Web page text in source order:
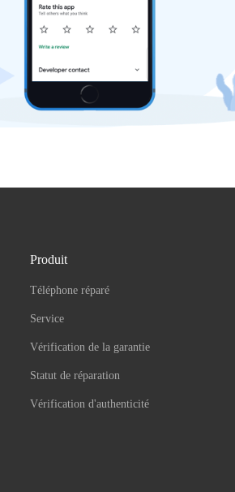
Produit
Téléphone réparé
Service
Vérification de la garantie
Statut de réparation
Vérification d'authenticité